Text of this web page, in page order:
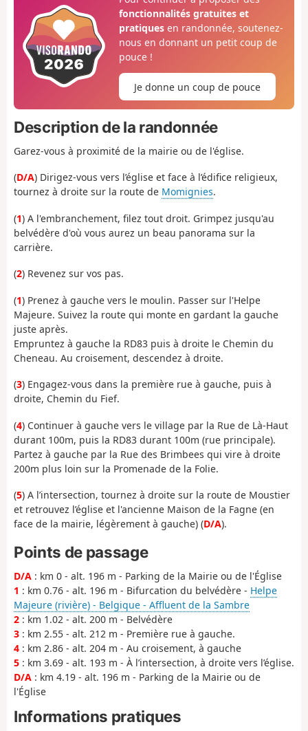
fonctionnalités gratuites et
pratiquesen randonnée, soutenez-
nous en donnant un petit coup de
pouce !
Je donne un coup de pouce
Description de la randonnée
Garez-vous à proximité de la mairie ou de l'église.
(D/A) Dirigez-vous vers l’église et face à l’édifice religieux,
tournez à droite sur la route de Momignies.
(1) A l'embranchement, filez tout droit. Grimpez jusqu'au
belvédère d'où vous aurez un beau panorama sur la
carrière.
(2) Revenez sur vos pas.
(1) Prenez à gauche vers le moulin. Passer sur l'Helpe
Majeure. Suivez la route qui monte en gardant la gauche
juste après.
Empruntez à gauche la RD83 puis à droite le Chemin du
Cheneau. Au croisement, descendez à droite.
(3) Engagez-vous dans la première rue à gauche, puis à
droite, Chemin du Fief.
(4) Continuer à gauche vers le village par la Rue de Là-Haut
durant 100m, puis la RD83 durant 100m (rue principale).
Partez à gauche par la Rue des Brimbees qui vire à droite
200m plus loin sur la Promenade de la Folie.
(5) A l’intersection, tournez à droite sur la route de Moustier
et retrouvez l’église et l'ancienne Maison de la Fagne (en
face de la mairie, légèrement à gauche) (D/A).
Points de passage
D/A : km 0 - alt. 196 m - Parking de la Mairie ou de l'Église
1 : km 0.76 - alt. 196 m - Bifurcation du belvédère - Helpe
Majeure (rivière) - Belgique - Affluent de la Sambre
2 : km 1.02 - alt. 200 m - Belvédère
3 : km 2.55 - alt. 212 m - Première rue à gauche.
4 : km 2.86 - alt. 204 m - Au croisement, à gauche
5 : km 3.69 - alt. 193 m - À l’intersection, à droite vers l’église.
D/A : km 4.19 - alt. 196 m - Parking de la Mairie ou de
l'Église
Informations pratiques